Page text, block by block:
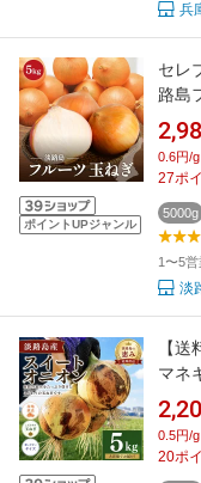
兵
ポイントUPジャンル
セレ
路島
島玉
まと
0.6円/
27ポ
5000g
1〜5
淡
【
マ
県産
ぎ
キロ
0.5円/
20ポ